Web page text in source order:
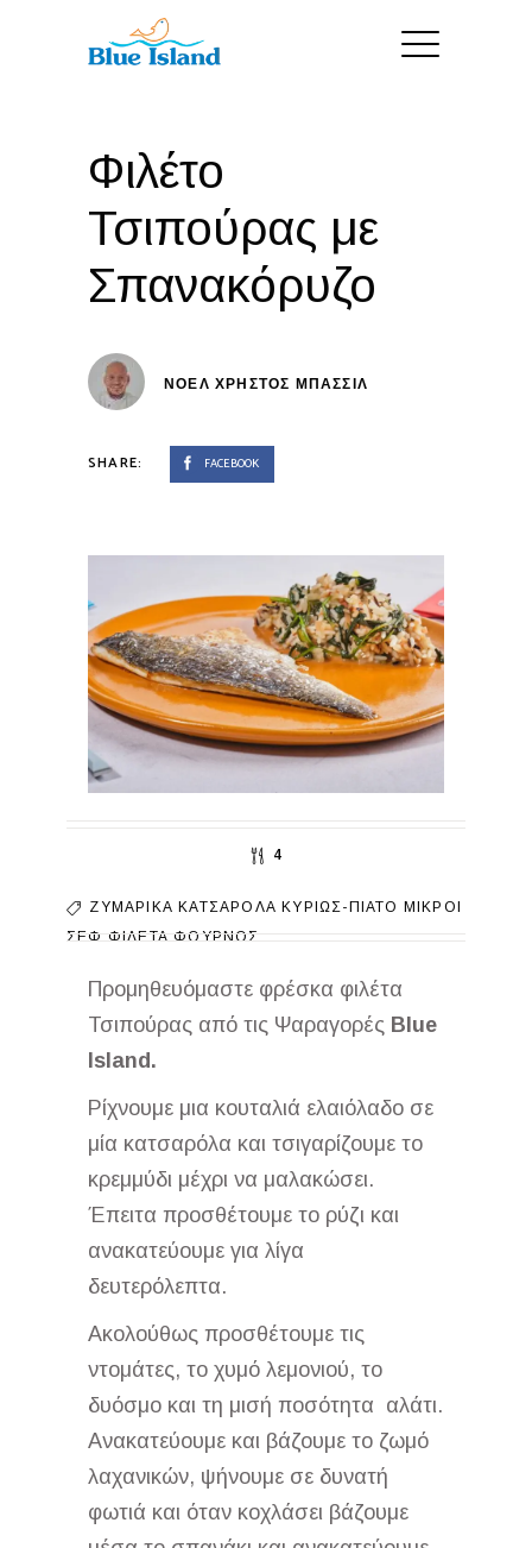
Φιλέτο
Τσιπούρας με
Σπανακόρυζο
ΝΟΕΛ ΧΡΉΣΤΟΣ ΜΠΑΣΣΊΛ
SHARE: FACEBOOK
4
ΖΥΜΑΡΙΚΆ ΚΑΤΣΑΡΌΛΑ ΚΥΡΊΩΣ-ΠΙΆΤΟ
ΜΙΚΡΟΊ
ΣΕΦΦΙΛΈΤΑΦΟΎΡΝΟΣ
Προμηθευόμαστε φρέσκα φιλέτα
Τσιπούρας από τις Ψαραγορές Blue
Island.
Ρίχνουμε μια κουταλιά ελαιόλαδο σε
μία κατσαρόλα και τσιγαρίζουμε το
κρεμμύδι μέχρι να μαλακώσει.
Έπειτα προσθέτουμε το ρύζι και
ανακατεύουμε για λίγα
δευτερόλεπτα.
Ακολούθως προσθέτουμε τις
ντομάτες, το χυμό λεμονιού, το
δυόσμο και τη μισή ποσότητα αλάτι.
Ανακατεύουμε και βάζουμε το ζωμό
λαχανικών, ψήνουμε σε δυνατή
φωτιά και όταν κοχλάσει βάζουμε